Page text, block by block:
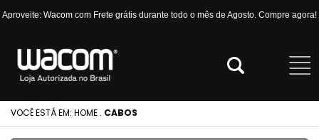
Aproveite: Wacom com Frete grátis durante todo o mês de Agosto. Compre agora!
VOCÊ ESTÁ EM: HOME . CABOS